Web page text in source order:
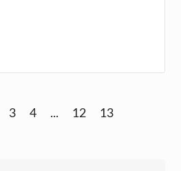
3 4 ... 12 13